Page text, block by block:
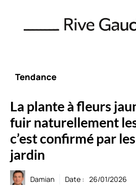
contenu
Tendance
La plante à fleurs
fuir naturellement
c’est confirmé par
jardin
Damian Date : 26/01/2026